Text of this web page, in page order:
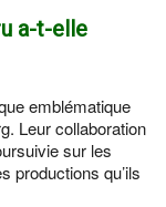
a-t-elle
emblématique
Leur collaboration
sur les
productions qu’ils